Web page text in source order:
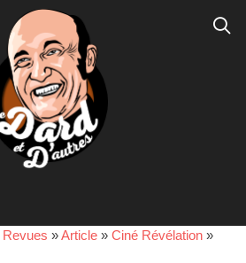
Revues »Article » Ciné Révélation »